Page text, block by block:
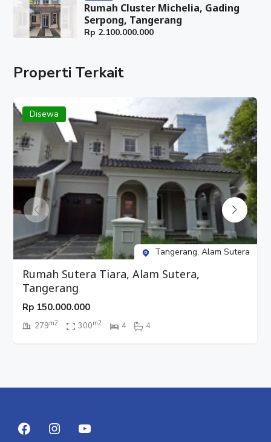
Rumah Cluster Michelia, Gading
Serpong, Tangerang
Rp 2.100.000.000
Properti Terkait
Disewa
Tangerang, Alam Sutera
Rumah Sutera Tiara, Alam Sutera,
Tangerang
Rp 150.000.000
279m2 300m2 4 4